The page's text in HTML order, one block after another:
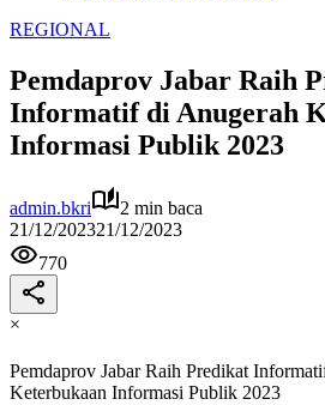
REGIONAL
Pemdaprov Jabar Raih
Informatif di Anugerah
Informasi Publik 2023
admin.bkri
2 min baca
21/12/202321/12/2023
770
×
Pemdaprov Jabar Raih Predikat
Keterbukaan Informasi Publik 2023